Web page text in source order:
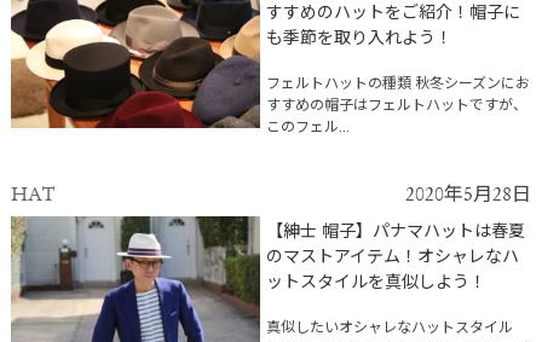
すすめのハットをご紹介！帽子に
も季節を取り入れよう！
フェルトハットの種類 秋冬シーズンにお
すすめの帽子はフェルトハットですが、
このフェル...
HAT 2020年5月28日
【紳士 帽子】パナマハットは春夏
のマストアイテム！オシャレなハ
ットスタイルを真似しよう！
真似したいオシャレなハットスタイル